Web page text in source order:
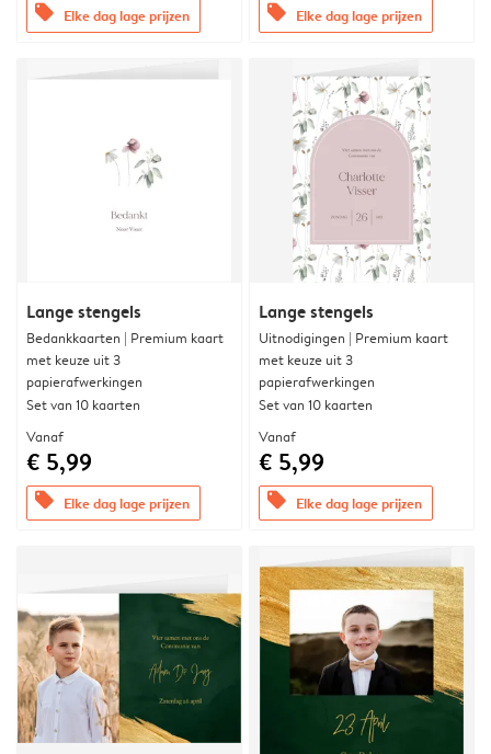
offers Elke dag lage prijzen offers Elke dag lage prijzen
Lange stengels
Bedankkaarten | Premium kaart
met keuze uit 3
papierafwerkingen
Set van 10 kaarten
Vanaf
€ 5,99
offers Elke dag lage prijzen
Lange stengels
Uitnodigingen | Premium kaart
met keuze uit 3
papierafwerkingen
Set van 10 kaarten
Vanaf
€ 5,99
offers Elke dag lage prijzen